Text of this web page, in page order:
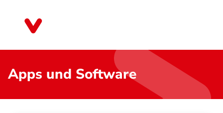
Apps und Software